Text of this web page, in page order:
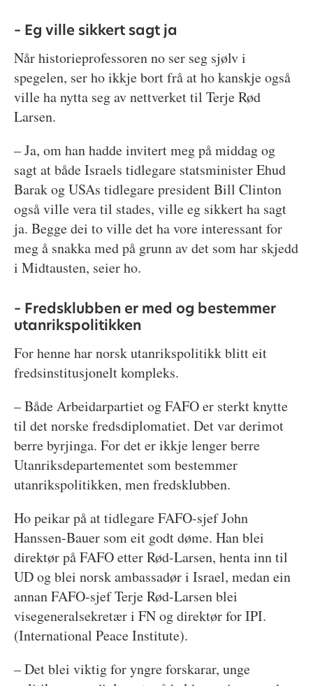
– Eg ville sikkert sagt ja
Når historieprofessoren no ser seg sjølv i
spegelen, ser ho ikkje bort frå at ho kanskje også
ville ha nytta seg av nettverket til Terje Rød
Larsen.
– Ja, om han hadde invitert meg på middag og
sagt at både Israels tidlegare statsminister Ehud
Barak og USAs tidlegare president Bill Clinton
også ville vera til stades, ville eg sikkert ha sagt
ja. Begge dei to ville det ha vore interessant for
meg å snakka med på grunn av det som har skjedd
i Midtausten, seier ho.
– Fredsklubben er med og bestemmer
utanrikspolitikken
For henne har norsk utanrikspolitikk blitt eit
fredsinstitusjonelt kompleks.
– Både Arbeidarpartiet og FAFO er sterkt knytte
til det norske fredsdiplomatiet. Det var derimot
berre byrjinga. For det er ikkje lenger berre
Utanriksdepartementet som bestemmer
utanrikspolitikken, men fredsklubben.
Ho peikar på at tidlegare FAFO-sjef John
Hanssen-Bauer som eit godt døme. Han blei
direktør på FAFO etter Rød-Larsen, henta inn til
UD og blei norsk ambassadør i Israel, medan ein
annan FAFO-sjef Terje Rød-Larsen blei
visegeneralsekretær i FN og direktør for IPI.
(International Peace Institute).
– Det blei viktig for yngre forskarar, unge